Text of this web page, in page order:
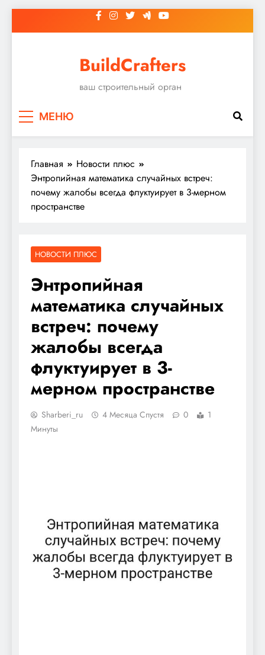
к
BuildCrafters
ваш строительный орган
МЕНЮ
Главная
Новости плюс
Энтропийная математика случайных встреч:
почему жалобы всегда флуктуирует в 3-мерном
пространстве
НОВОСТИ ПЛЮС
Энтропийная
математика случайных
встреч: почему
жалобы всегда
флуктуирует в 3-
мерном пространстве
Sharberi_ru 4 Месяца Спустя 0
1
Минуты